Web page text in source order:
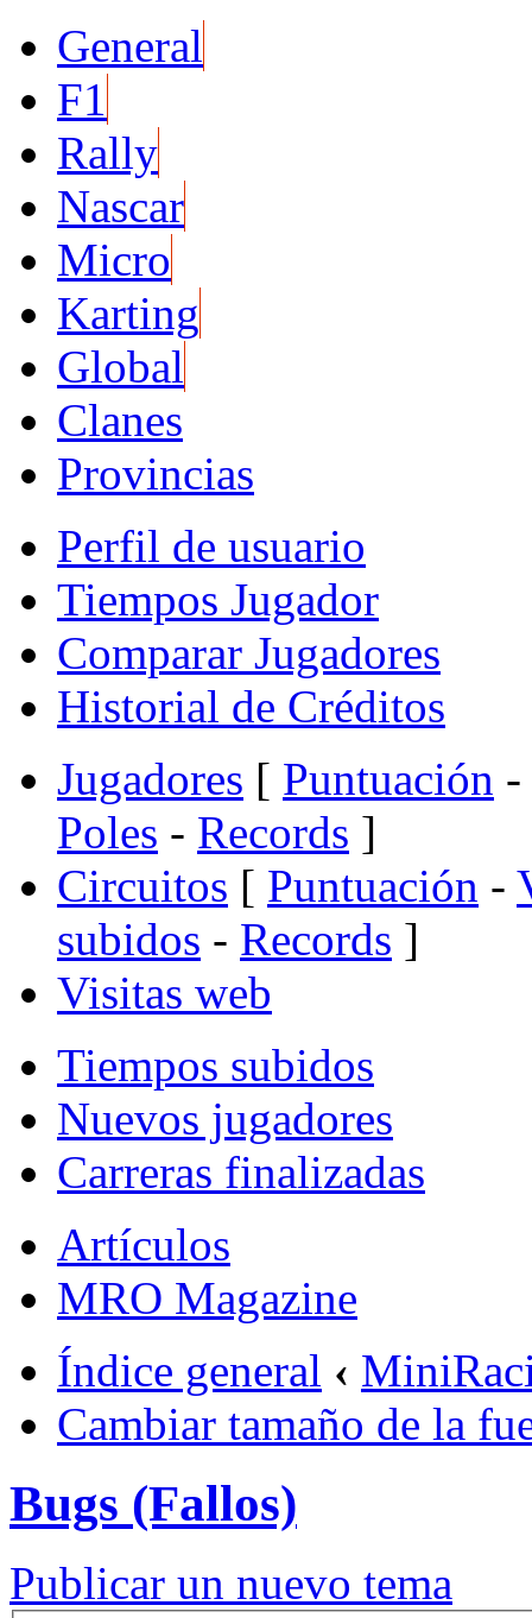
General
F1
Rally
Nascar
Micro
Karting
Global
Clanes
Provincias
Perfil de usuario
Tiempos Jugador
Comparar Jugadores
Historial de Créditos
Jugadores [ Puntuación -
Poles - Records ]
Circuitos [ Puntuación -
subidos - Records ]
Visitas web
Tiempos subidos
Nuevos jugadores
Carreras finalizadas
Artículos
MRO Magazine
Índice general ‹
Cambiar tamaño de la
Bugs (Fallos)
Publicar un nuevo tema